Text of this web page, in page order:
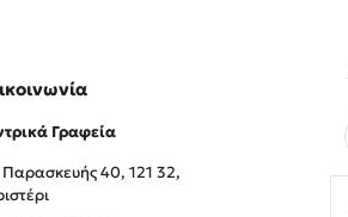
Γραφεία
40, 121 32,